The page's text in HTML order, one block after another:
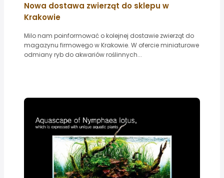
Nowa dostawa zwierząt do sklepu w
Krakowie
Milo nam poinformować o kolejnej dostawie zwierząt do
magazynu firmowego w Krakowie. W ofercie miniaturowe
odmiany ryb do akwariów roślinnych...